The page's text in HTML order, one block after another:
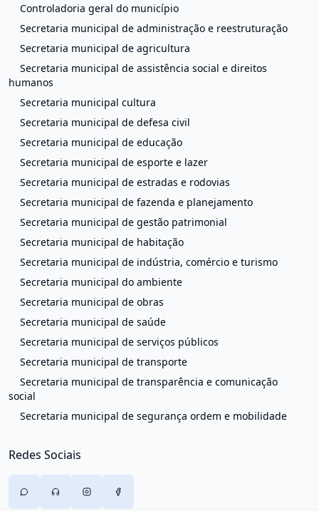
Controladoria geral do município
Secretaria municipal de administração e reestruturação
Secretaria municipal de agricultura
Secretaria municipal de assistência social e direitos
humanos
Secretaria municipal cultura
Secretaria municipal de defesa civil
Secretaria municipal de educação
Secretaria municipal de esporte e lazer
Secretaria municipal de estradas e rodovias
Secretaria municipal de fazenda e planejamento
Secretaria municipal de gestão patrimonial
Secretaria municipal de habitação
Secretaria municipal de indústria, comércio e turismo
Secretaria municipal do ambiente
Secretaria municipal de obras
Secretaria municipal de saúde
Secretaria municipal de serviços públicos
Secretaria municipal de transporte
Secretaria municipal de transparência e comunicação
social
Secretaria municipal de segurança ordem e mobilidade
Redes Sociais